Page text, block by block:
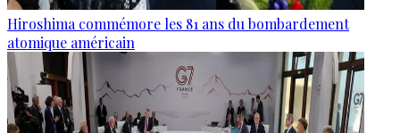
Hiroshima commémore les 81 ans du bombardement
atomique américain